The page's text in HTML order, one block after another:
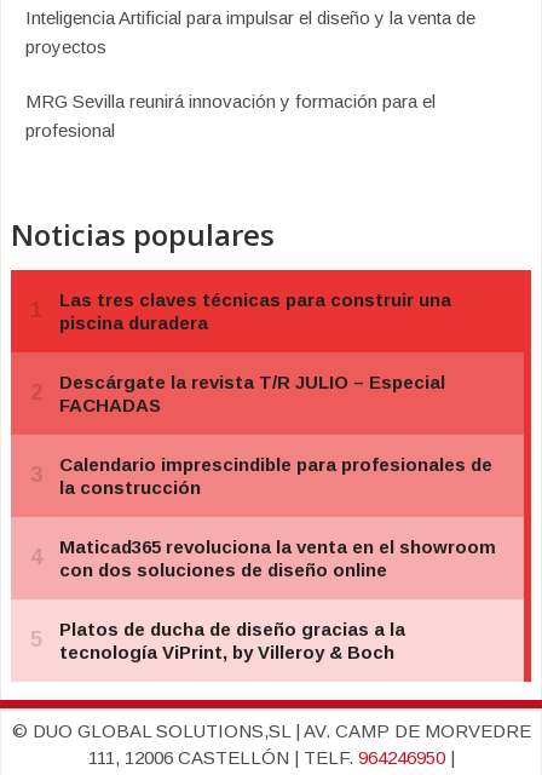
Inteligencia Artificial para impulsar el diseño y la venta de
proyectos
MRG Sevilla reunirá innovación y formación para el
profesional
Noticias populares
© DUO GLOBAL SOLUTIONS,SL | AV. CAMP DE MORVEDRE
111, 12006 CASTELLÓN | TELF. 964246950|